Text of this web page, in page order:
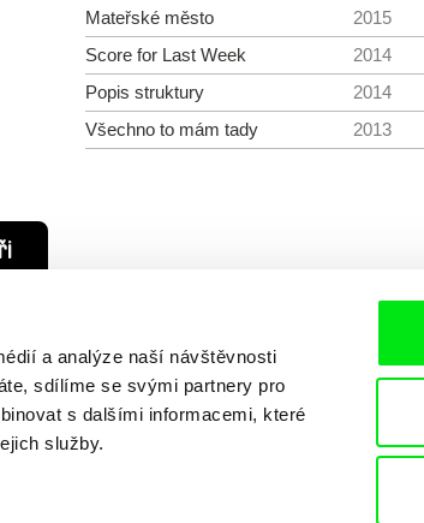
a analýze naší návštěvnosti
sdílíme se svými partnery pro
s dalšími informacemi, které
služby.
Mateřské město
2015
Score for Last Week
2014
Popis struktury
2014
Všechno to mám tady
2013